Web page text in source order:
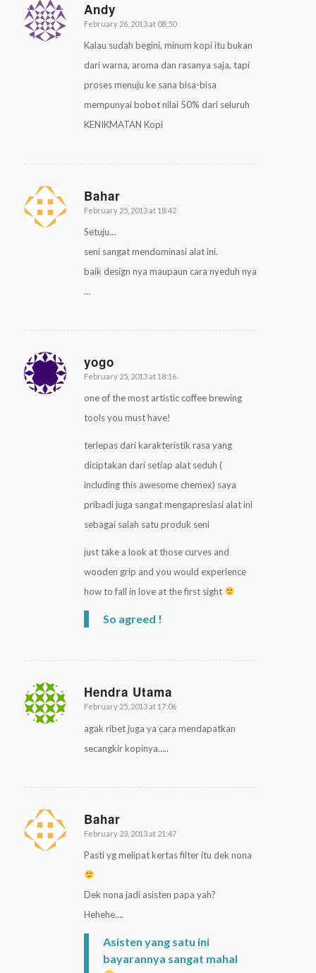
Andy
says:
February 26, 2013 at 08:50
Kalau sudah begini, minum kopi itu bukan
dari warna, aroma dan rasanya saja, tapi
proses menuju ke sana bisa-bisa
mempunyai bobot nilai 50% dari seluruh
KENIKMATAN Kopi
Bahar
says:
February 25, 2013 at 18:42
Setuju…
seni sangat mendominasi alat ini.
baik design nya maupaun cara nyeduh nya
…
yogo
says:
February 25, 2013 at 18:16
one of the most artistic coffee brewing
tools you must have!
terlepas dari karakteristik rasa yang
diciptakan dari setiap alat seduh (
including this awesome chemex) saya
pribadi juga sangat mengapresiasi alat ini
sebagai salah satu produk seni
just take a look at those curves and
wooden grip and you would experience
how to fall in love at the first sight
So agreed !
Hendra Utama
says:
February 25, 2013 at 17:06
agak ribet juga ya cara mendapatkan
secangkir kopinya…..
Bahar
says:
February 23, 2013 at 21:47
Pasti yg melipat kertas filter itu dek nona
Dek nona jadi asisten papa yah?
Hehehe….
Asisten yang satu ini
bayarannya sangat mahal